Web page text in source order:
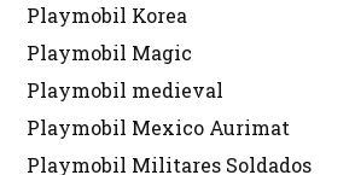
Playmobil Korea
Playmobil Magic
Playmobil medieval
Playmobil Mexico Aurimat
Playmobil Militares Soldados